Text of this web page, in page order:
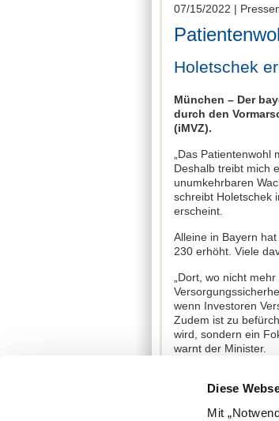
Diese
Mit
07/15/2022 |
Holetschek
München – Der
durch den
(iMVZ).
„Das
Deshalb treibt mich
unumkehrbaren
schreibt Holetschek
erscheint.
Alleine in Bayern
230 erhöht. Viele
„Dort, wo nicht
wenn Investoren
Zudem ist zu
wird, sondern ein
warnt der Minister.
sich des Themas